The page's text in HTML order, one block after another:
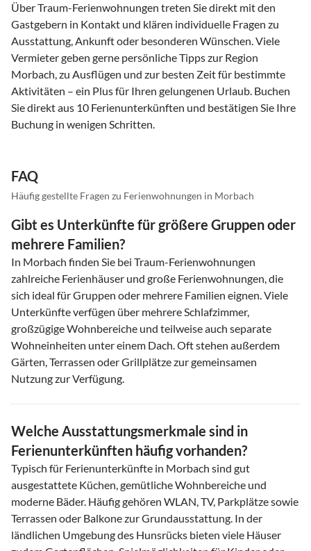
Über Traum-Ferienwohnungen treten Sie direkt mit den
Gastgebern in Kontakt und klären individuelle Fragen zu
Ausstattung, Ankunft oder besonderen Wünschen. Viele
Vermieter geben gerne persönliche Tipps zur Region
Morbach, zu Ausflügen und zur besten Zeit für bestimmte
Aktivitäten – ein Plus für Ihren gelungenen Urlaub. Buchen
Sie direkt aus 10 Ferienunterkünften und bestätigen Sie Ihre
Buchung in wenigen Schritten.
FAQ
Häufig gestellte Fragen zu Ferienwohnungen in Morbach
Gibt es Unterkünfte für größere Gruppen oder
mehrere Familien?
In Morbach finden Sie bei Traum-Ferienwohnungen
zahlreiche Ferienhäuser und große Ferienwohnungen, die
sich ideal für Gruppen oder mehrere Familien eignen. Viele
Unterkünfte verfügen über mehrere Schlafzimmer,
großzügige Wohnbereiche und teilweise auch separate
Wohneinheiten unter einem Dach. Oft stehen außerdem
Gärten, Terrassen oder Grillplätze zur gemeinsamen
Nutzung zur Verfügung.
Welche Ausstattungsmerkmale sind in
Ferienunterkünften häufig vorhanden?
Typisch für Ferienunterkünfte in Morbach sind gut
ausgestattete Küchen, gemütliche Wohnbereiche und
moderne Bäder. Häufig gehören WLAN, TV, Parkplätze sowie
Terrassen oder Balkone zur Grundausstattung. In der
ländlichen Umgebung des Hunsrücks bieten viele Häuser